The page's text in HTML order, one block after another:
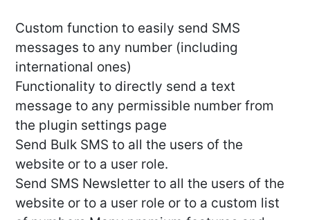
Custom function to easily send SMS
messages to any number (including
international ones)
Functionality to directly send a text
message to any permissible number from
the plugin settings page
Send Bulk SMS to all the users of the
website or to a user role.
Send SMS Newsletter to all the users of the
website or to a user role or to a custom list